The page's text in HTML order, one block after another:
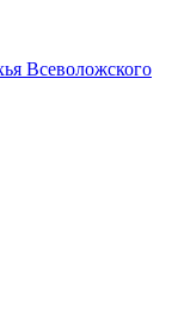
Всеволожского